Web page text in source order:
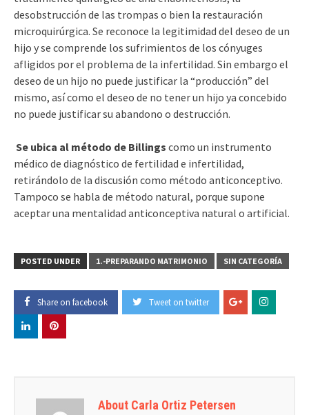
desobstrucción de las trompas o bien la restauración
microquirúrgica. Se reconoce la legitimidad del deseo de un
hijo y se comprende los sufrimientos de los cónyuges
afligidos por el problema de la infertilidad. Sin embargo el
deseo de un hijo no puede justificar la “producción” del
mismo, así como el deseo de no tener un hijo ya concebido
no puede justificar su abandono o destrucción.
Se ubica al método de Billings como un instrumento
médico de diagnóstico de fertilidad e infertilidad,
retirándolo de la discusión como método anticonceptivo.
Tampoco se habla de método natural, porque supone
aceptar una mentalidad anticonceptiva natural o artificial.
POSTED UNDER 1.-PREPARANDO MATRIMONIO SIN CATEGORÍA
Share on facebook Tweet on twitter
About Carla Ortiz Petersen